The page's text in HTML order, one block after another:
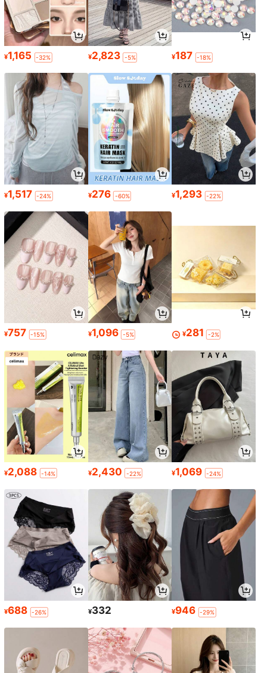
¥1,165 -32% ¥2,823 -5% ¥187 -18%
¥1,517 -24% ¥276 -60% ¥1,293 -22%
¥757 -15% ¥1,096 -5% ¥281 -2%
¥2,088 -14% ¥2,430 -22% ¥1,069 -24%
¥688 -26% ¥332 ¥946 -29%